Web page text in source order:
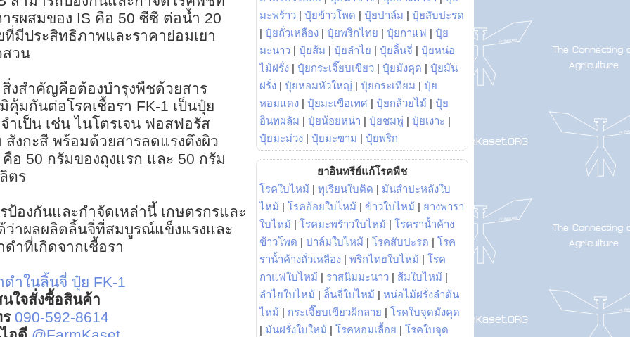
ารผสมของ IS คือ 50 ซีซี ต่อน้ำ 20
ที่มีประสิทธิภาพและราคาย่อมเยา
สวน
งสำคัญคือต้องบำรุงพืชด้วยสาร
คุ้มกันต่อโรคเชื้อรา FK-1 เป็นปุ๋ย
เป็น เช่น ไนโตรเจน ฟอสฟอรัส
งกะสี พร้อมด้วยสารลดแรงตึงผิว
อ 50 กรัมของถุงแรก และ 50 กรัม
ตร
องกันและกำจัดเหล่านี้ เกษตรกรและ
ว่าผลผลิตลิ้นจี่ที่สมบูรณ์แข็งแรงและ
ำที่เกิดจากเชื้อรา
ดำในลิ้นจี่ ปุ๋ย FK-1
ใจสั่งซื้อสินค้า
090-592-8614
มะพร้าว | ปุ๋ยข้าวโพด | ปุ๋ยปาล์ม | ปุ๋ยสับปะรด
| ปุ๋ยถั่วเหลือง | ปุ๋ยพริกไทย | ปุ๋ยกาแฟ | ปุ๋ย
มะนาว | ปุ๋ยส้ม | ปุ๋ยลำไย | ปุ๋ยลิ้นจี่ | ปุ๋ยหน่อ
ไม้ฝรั่ง | ปุ๋ยกระเจี๊ยบเขียว | ปุ๋ยมังคุด | ปุ๋ยมัน
ฝรั่ง | ปุ๋ยหอมหัวใหญ่ | ปุ๋ยกระเทียม | ปุ๋ย
หอมแดง | ปุ๋ยมะเขือเทศ | ปุ๋ยกล้วยไม้ | ปุ๋ย
อินทผลัม | ปุ๋ยน้อยหน่า | ปุ๋ยชมพู่ | ปุ๋ยเงาะ |
ปุ๋ยมะม่วง | ปุ๋ยมะขาม | ปุ๋ยพริก
ยาอินทรีย์แก้โรคพืช
โรคใบไหม้ | ทุเรียนใบติด | มันสำปะหลังใบ
ไหม้ | โรคอ้อยใบไหม้ | ข้าวใบไหม้ | ยางพารา
ใบไหม้ | โรคมะพร้าวใบไหม้ | โรคราน้ำค้าง
ข้าวโพด | ปาล์มใบไหม้ | โรคสับปะรด | โรค
ราน้ำค้างถั่วเหลือง | พริกไทยใบไหม้ | โรค
กาแฟใบไหม้ | ราสนิมมะนาว | ส้มใบไหม้ |
ลำไยใบไหม้ | ลิ้นจี่ใบไหม้ | หน่อไม้ฝรั่งลำต้น
ไหม้ | กระเจี๊ยบเขียวฝักลาย | โรคใบจุดมังคุด
| มันฝรั่งใบใหม้ | โรคหอมเลื้อย | โรคใบจุด